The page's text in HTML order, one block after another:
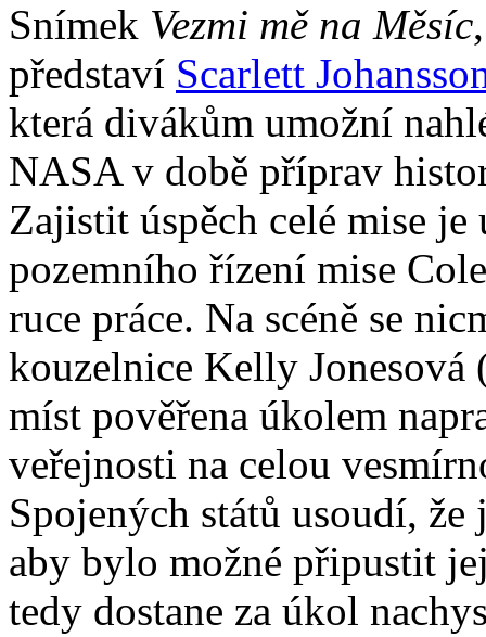
Snímek Vezmi mě na Měsíc
představí Scarlett
která divákům umožní
NASA v době příprav
Zajistit úspěch celé mise
pozemního řízení mise
ruce práce. Na scéně se
kouzelnice Kelly Jonesová
míst pověřena úkolem
veřejnosti na celou
Spojených států usoudí,
aby bylo možné připustit
tedy dostane za úkol